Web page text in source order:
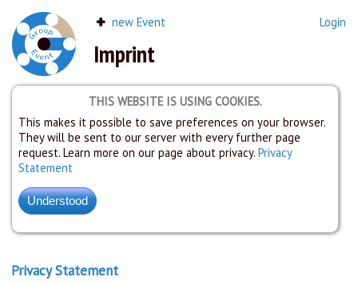
new Event Login
Imprint
THIS WEBSITE IS USING COOKIES.
This makes it possible to save preferences on your browser.
They will be sent to our server with every further page
request. Learn more on our page about privacy. Privacy
Statement
Privacy Statement